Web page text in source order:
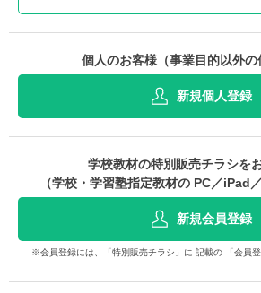
個人のお客様（事業目的以外の
新規個人登録
学校教材の特別販売チラシを
（学校・学習塾指定教材の PC／iPad
新規会員登録
※会員登録には、「特別販売チラシ」に 記載の 「会員登